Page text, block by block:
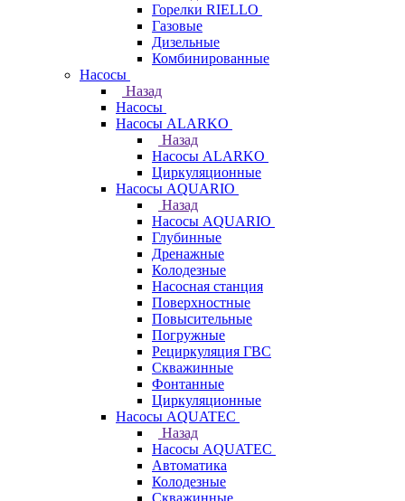
Горелки RIELLO
Газовые
Дизельные
Комбинированные
Насосы
Назад
Насосы
Насосы ALARKO
Назад
Насосы ALARKO
Циркуляционные
Насосы AQUARIO
Назад
Насосы AQUARIO
Глубинные
Дренажные
Колодезные
Насосная станция
Поверхностные
Повысительные
Погружные
Рециркуляция ГВС
Скважинные
Фонтанные
Циркуляционные
Насосы AQUATEC
Назад
Насосы AQUATEC
Автоматика
Колодезные
Скважинные